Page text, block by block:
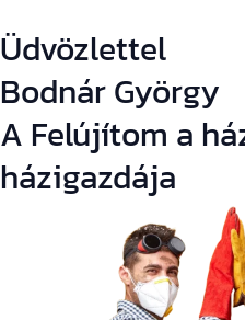
Üdvözlettel
Bodnár György
A Felújítom a
házigazdája